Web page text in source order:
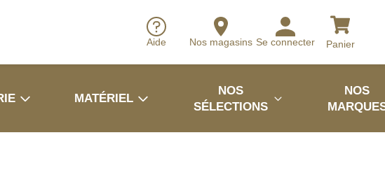
Aide Nos magasins Se connecter Panier
MATÉRIEL
NOS
SÉLECTIONS
NOS